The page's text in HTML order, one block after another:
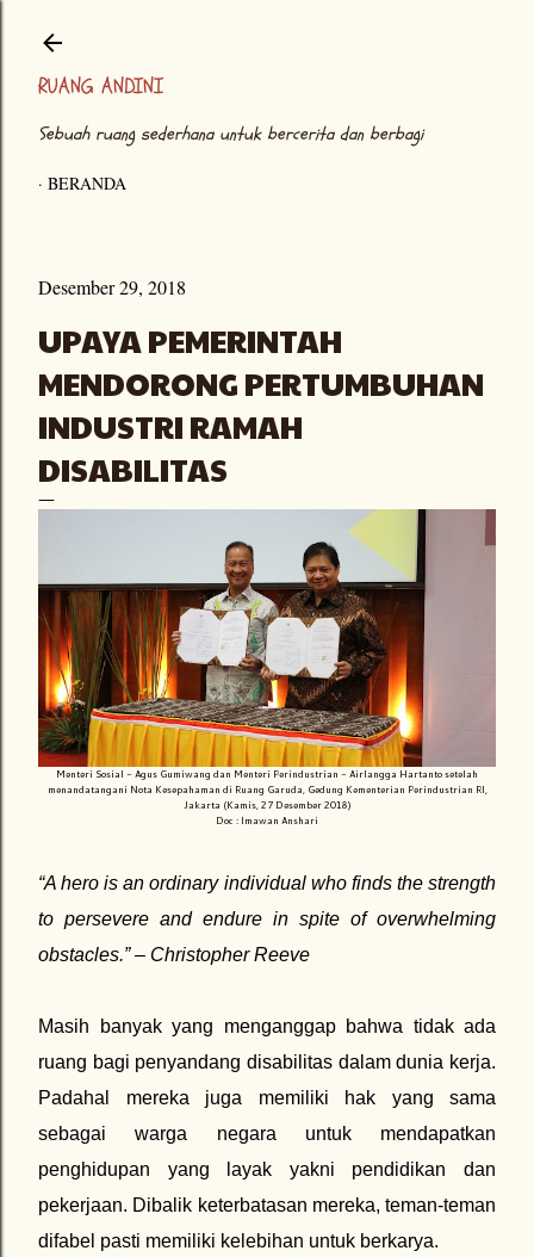
RUANG ANDINI
Sebuah ruang sederhana untuk bercerita dan berbagi
BERANDA
Desember 29, 2018
UPAYA PEMERINTAH
MENDORONG PERTUMBUHAN
INDUSTRI RAMAH
DISABILITAS
Menteri Sosial - Agus Gumiwang dan Menteri Perindustrian - Airlangga Hartanto setelah
menandatangani Nota Kesepahaman di Ruang Garuda, Gedung Kementerian Perindustrian RI,
Jakarta (Kamis, 27 Desember 2018)
Doc : Imawan Anshari
“A hero is an ordinary individual who finds the strength
to persevere and endure in spite of overwhelming
obstacles.” – Christopher Reeve
Masih banyak yang menganggap bahwa tidak ada
ruang bagi penyandang disabilitas dalam dunia kerja.
Padahal mereka juga memiliki hak yang sama
sebagai warga negara untuk mendapatkan
penghidupan yang layak yakni pendidikan dan
pekerjaan. Dibalik keterbatasan mereka, teman-teman
difabel pasti memiliki kelebihan untuk berkarya.